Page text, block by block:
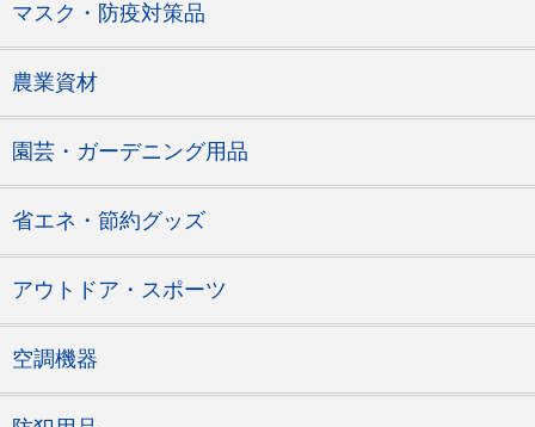
マスク・防疫対策品
農業資材
園芸・ガーデニング用品
省エネ・節約グッズ
アウトドア・スポーツ
空調機器